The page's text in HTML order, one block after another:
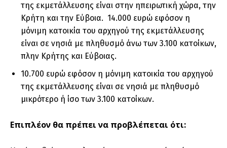
της εκµετάλλευσης είναι στην ηπειρωτική χώρα, την
Κρήτη και την Εύβοια. 14.000 ευρώ εφόσον η
µόνιµη κατοικία του αρχηγού της εκµετάλλευσης
είναι σε νησιά µε πληθυσµό άνω των 3.100 κατοίκων,
πλην Κρήτης και Εύβοιας.
10.700 ευρώ εφόσον η µόνιµη κατοικία του αρχηγού
της εκµετάλλευσης είναι σε νησιά µε πληθυσµό
µικρότερο ή ίσο των 3.100 κατοίκων.
Επιπλέον θα πρέπει να προβλέπεται ότι: